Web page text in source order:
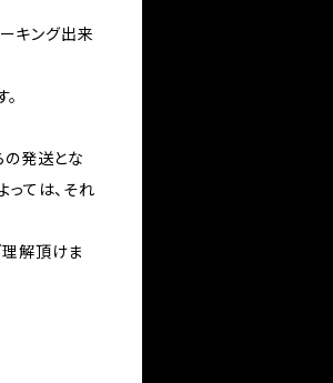
キング出来
の発送とな
ては、それ
解頂けま